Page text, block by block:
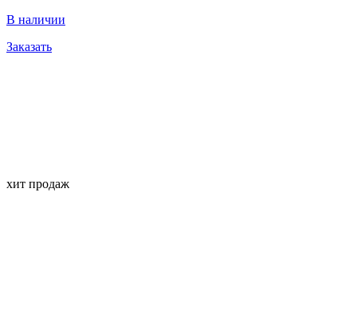
В наличии
Заказать
хит продаж